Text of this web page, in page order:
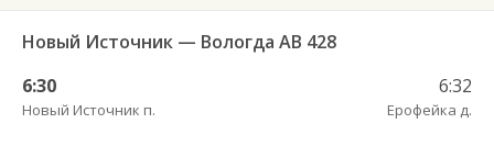
Новый Источник — Вологда АВ 428
6:30
Новый Источник п.
6:32
Ерофейка д.